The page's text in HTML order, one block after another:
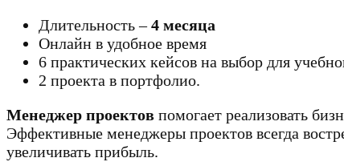
Длительность –4 месяца
Онлайн в удобное время
6 практических кейсов на выбор для
2 проекта в портфолио.
Менеджер проектов помогает реализовать
Эффективные менеджеры проектов всегда
увеличивать прибыль.